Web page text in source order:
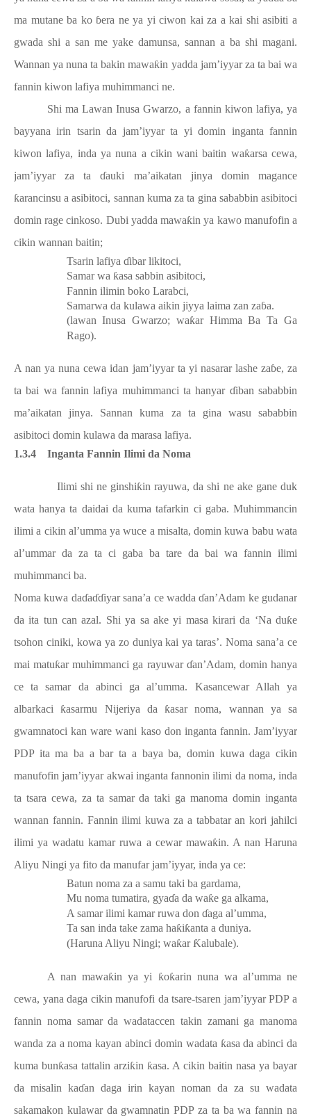
ma mutane ba ko ɓera ne ya yi ciwon kai za a kai shi asibiti a
gwada shi a san me yake damunsa, sannan a ba shi magani.
Wannan ya nuna ta bakin mawaƙin yadda jam’iyyar za ta bai wa
fannin kiwon lafiya muhimmanci ne.
Shi ma Lawan Inusa Gwarzo, a fannin kiwon lafiya, ya
bayyana irin tsarin da jam’iyyar ta yi domin inganta fannin
kiwon lafiya, inda ya nuna a cikin wani baitin waƙarsa cewa,
jam’iyyar za taɗauki ma’aikatan jinya domin magance
ƙarancinsu a asibitoci, sannan kuma za ta gina sababbin asibitoci
domin rage cinkoso. Dubi yadda mawaƙin ya kawo manufofin a
cikin wannan baitin;
Tsarin lafiya ɗibar likitoci,
Samar wa ƙasa sabbin asibitoci,
Fannin ilimin boko Larabci,
Samarwa da kulawa aikin jiyya laima zan zaɓa.
(lawan Inusa Gwarzo; waƙar Himma Ba Ta Ga
Rago).
A nan ya nuna cewa idan jam’iyyar ta yi nasarar lashe zaɓe, za
ta bai wa fannin lafiya muhimmanci ta hanyar ɗiban sababbin
ma’aikatan jinya. Sannan kuma za ta gina wasu sababbin
asibitoci domin kulawa da marasa lafiya.
1.3.4
Inganta Fannin Ilimi da Noma
Ilimi shi ne ginshiƙin rayuwa, da shi ne ake gane duk
wata hanya ta daidai da kuma tafarkin ci gaba. Muhimmancin
ilimi a cikin al’umma ya wuce a misalta, domin kuwa babu wata
al’ummar da za ta ci gaba ba tare da bai wa fannin ilimi
muhimmanci ba.
Noma kuwa daɗaɗɗiyar sana’a ce waddaɗan’Adam ke gudanar
da ita tun can azal. Shi ya sa ake yi masa kirari da ‘Na duƙe
tsohon ciniki, kowa ya zo duniya kai ya taras’. Noma sana’a ce
mai matuƙar muhimmanci ga rayuwar ɗan’Adam, domin hanya
ce ta samar da abinci ga al’umma. Kasancewar Allah ya
albarkaciƙasarmu Nijeriya da ƙasar noma, wannan ya sa
gwamnatoci kan ware wani kaso don inganta fannin. Jam’iyyar
PDP ita ma ba a bar ta a baya ba, domin kuwa daga cikin
manufofin jam’iyyar akwai inganta fannonin ilimi da noma, inda
ta tsara cewa, za ta samar da taki ga manoma domin inganta
wannan fannin. Fannin ilimi kuwa za a tabbatar an kori jahilci
ilimi ya wadatu kamar ruwa a cewar mawaƙin. A nan Haruna
Aliyu Ningi ya fito da manufar jam’iyyar, inda ya ce:
Batun noma za a samu taki ba gardama,
Mu noma tumatira, gyaɗa da waƙe ga alkama,
A samar ilimi kamar ruwa don ɗaga al’umma,
Ta san inda take zama haƙiƙanta a duniya.
(Haruna Aliyu Ningi; waƙarƘalubale).
A nan mawaƙin ya yi ƙoƙarin nuna wa al’umma ne
cewa, yana daga cikin manufofi da tsare-tsaren jam’iyyar PDP a
fannin noma samar da wadataccen takin zamani ga manoma
wanda za a noma kayan abinci domin wadata ƙasa da abinci da
kuma bunƙasa tattalin arziƙin ƙasa. A cikin baitin nasa ya bayar
da misalin kaɗan daga irin kayan noman da za su wadata
sakamakon kulawar da gwamnatin PDP za ta ba wa fannin na